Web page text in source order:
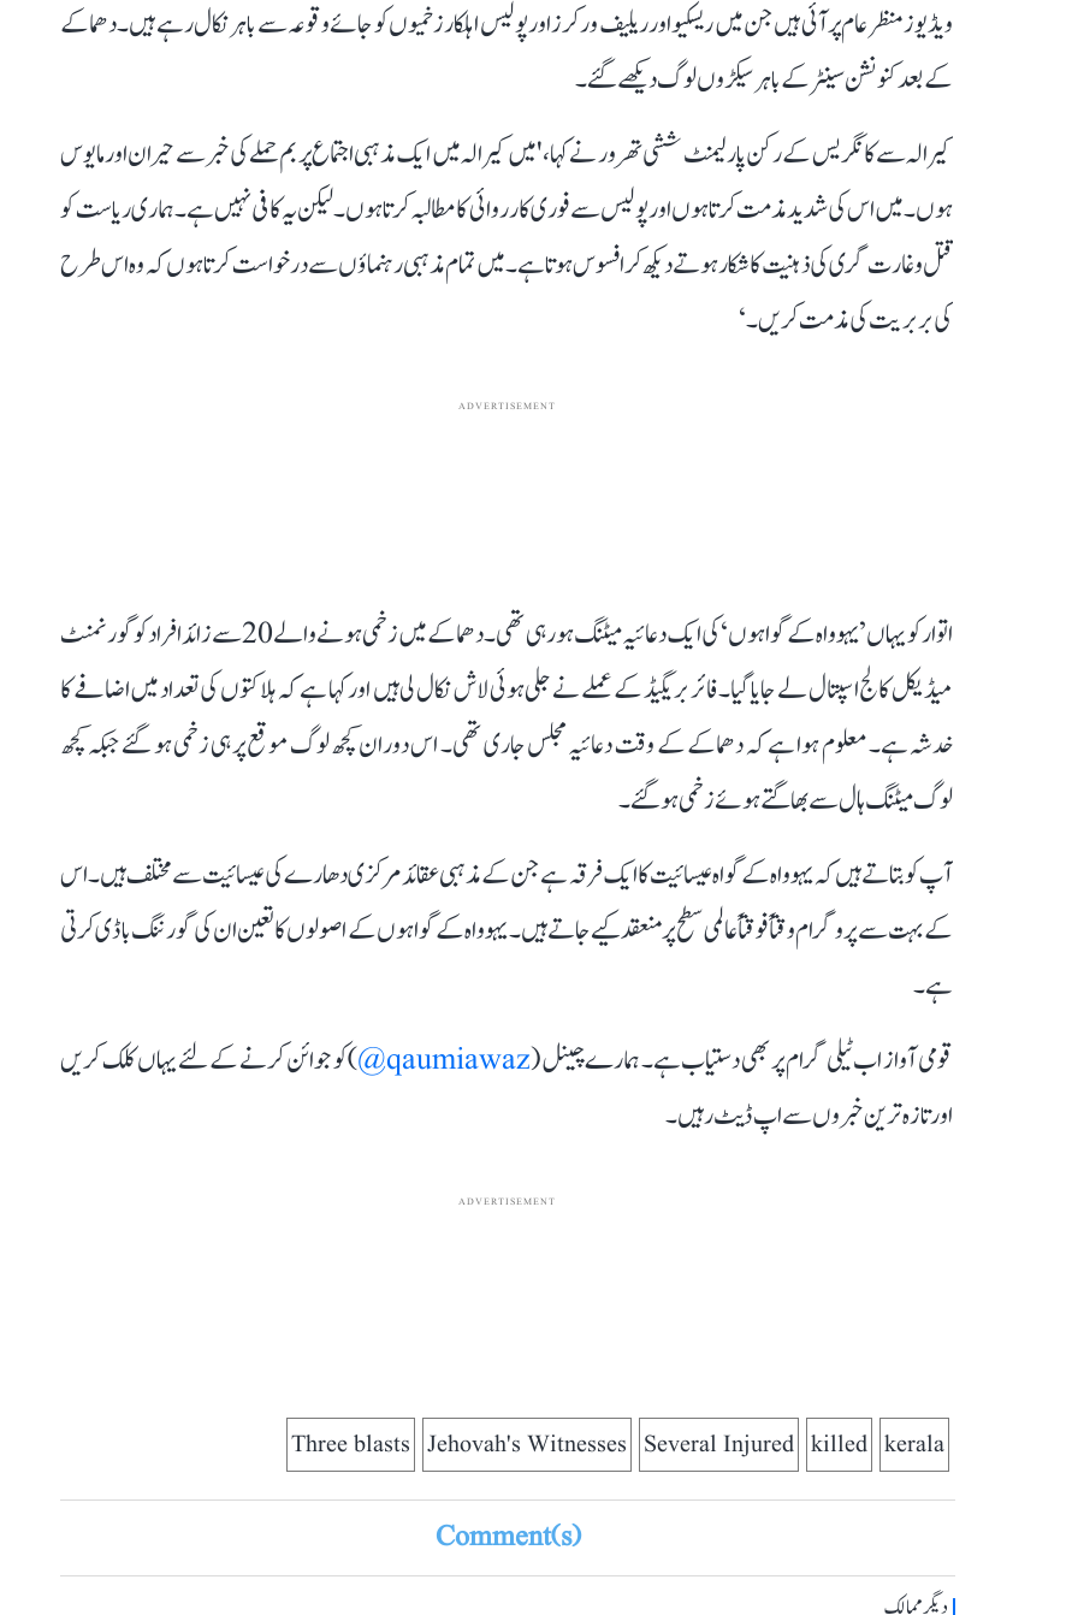
ویڈیوز منظر عام پر آئی ہیں جن میں ریسکیو اور ریلیف ورکرز اور پولیس اہلکار زخمیوں کو جائے وقوعہ سے باہر نکال رہے ہیں۔ دھماکے
کے بعد کنونشن سینٹر کے باہر سیکڑوں لوگ دیکھے گئے۔
کیرالہ سے کانگریس کے رکن پارلیمنٹ ششی تھرور نے کہا، 'میں کیرالہ میں ایک مذہبی اجتماع پر بم حملے کی خبر سے حیران اور مایوس
ہوں۔ میں اس کی شدید مذمت کرتا ہوں اور پولیس سے فوری کارروائی کا مطالبہ کرتا ہوں۔ لیکن یہ کافی نہیں ہے۔ ہماری ریاست کو
قتل و غارت گری کی ذہنیت کا شکار ہوتے دیکھ کر افسوس ہوتا ہے۔ میں تمام مذہبی رہنماؤں سے درخواست کرتا ہوں کہ وہ اس طرح
کی بربریت کی مذمت کریں۔‘
ADVERTISEMENT
اتوار کو یہاں ’یہوواہ کے گواہوں‘ کی ایک دعائیہ میٹنگ ہو رہی تھی۔ دھماکے میں زخمی ہونے والے 20 سے زائد افراد کو گورنمنٹ
میڈیکل کالج اسپتال لے جایا گیا۔ فائر بریگیڈ کے عملے نے جلی ہوئی لاش نکال لی ہیں اور کہا ہے کہ ہلاکتوں کی تعداد میں اضافے کا
خدشہ ہے۔ معلوم ہوا ہے کہ دھماکے کے وقت دعائیہ مجلس جاری تھی۔ اس دوران کچھ لوگ موقع پر ہی زخمی ہو گئے جبکہ کچھ
لوگ میٹنگ ہال سے بھاگتے ہوئے زخمی ہو گئے۔
آپ کو بتاتے ہیں کہ یہوواہ کے گواہ عیسائیت کا ایک فرقہ ہے جن کے مذہبی عقائد مرکزی دھارے کی عیسائیت سے مختلف ہیں۔ اس
کے بہت سے پروگرام وقتاً فوقتاً عالمی سطح پر منعقد کیے جاتے ہیں۔ یہوواہ کے گواہوں کے اصولوں کا تعین ان کی گورننگ باڈی کرتی
ہے۔
قومی آواز اب ٹیلی گرام پر بھی دستیاب ہے۔ ہمارے چینل (qaumiawaz@
) کو جوائن کرنے کے لئے یہاں کلک کریں
اور تازہ ترین خبروں سے اپ ڈیٹ رہیں۔
ADVERTISEMENT
kerala
killed
Several Injured
Jehovah's Witnesses
Three blasts
Comment(s)
دیگر ممالک